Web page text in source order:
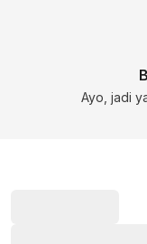
Ayo, jadi